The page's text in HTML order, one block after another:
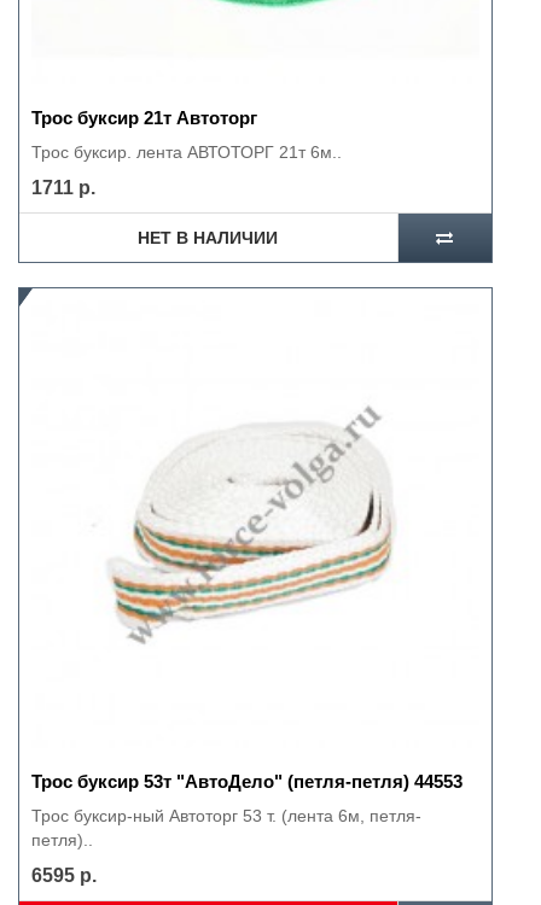
Трос буксир 21т Автоторг
Трос буксир. лента АВТОТОРГ 21т 6м..
1711 р.
НЕТ В НАЛИЧИИ
Трос буксир 53т "АвтоДело" (петля-петля) 44553
Трос буксир-ный Автоторг 53 т. (лента 6м, петля-
петля)..
6595 р.